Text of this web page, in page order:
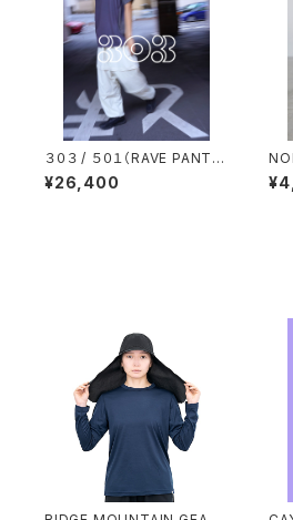
３０３ / ５０１（RAVE PANT
S）
¥26,400